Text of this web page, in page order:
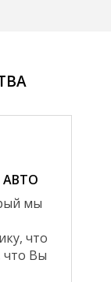
мы
что
что Вы